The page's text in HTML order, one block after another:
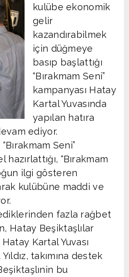
kulübe ekonomik
gelir
kazandırabilmek
için düğmeye
basıp başlattığı
“Bırakmam Seni”
kampanyası Hatay
Kartal Yuvasında
yapılan hatıra
ediyor.
Seni”
“Bırakmam
ilgi gösteren
kulübüne maddi ve
fazla rağbet
Hatay Beşiktaşlılar
Kartal Yuvası
takımına destek
bu